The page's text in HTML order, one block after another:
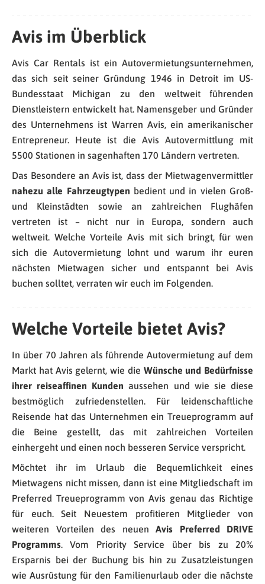
Avis im Überblick
Avis Car Rentals ist ein Autovermietungsunternehmen,
das sich seit seiner Gründung 1946 in Detroit im US-
Bundesstaat Michigan zu den weltweit führenden
Dienstleistern entwickelt hat. Namensgeber und Gründer
des Unternehmens ist Warren Avis, ein amerikanischer
Entrepreneur. Heute ist die Avis Autovermittlung mit
5500 Stationen in sagenhaften 170 Ländern vertreten.
Das Besondere an Avis ist, dass der Mietwagenvermittler
nahezu alle Fahrzeugtypen bedient und in vielen Groß-
und Kleinstädten sowie an zahlreichen Flughäfen
vertreten ist – nicht nur in Europa, sondern auch
weltweit. Welche Vorteile Avis mit sich bringt, für wen
sich die Autovermietung lohnt und warum ihr euren
nächsten Mietwagen sicher und entspannt bei Avis
buchen solltet, verraten wir euch im Folgenden.
Welche Vorteile bietet Avis?
In über 70 Jahren als führende Autovermietung auf dem
Markt hat Avis gelernt, wie die Wünsche und Bedürfnisse
ihrer reiseaffinen Kunden aussehen und wie sie diese
bestmöglich zufriedenstellen. Für leidenschaftliche
Reisende hat das Unternehmen ein Treueprogramm auf
die Beine gestellt, das mit zahlreichen Vorteilen
einhergeht und einen noch besseren Service verspricht.
Möchtet ihr im Urlaub die Bequemlichkeit eines
Mietwagens nicht missen, dann ist eine Mitgliedschaft im
Preferred Treueprogramm von Avis genau das Richtige
für euch. Seit Neuestem profitieren Mitglieder von
weiteren Vorteilen des neuen Avis Preferred DRIVE
Programms. Vom Priority Service über bis zu 20%
Ersparnis bei der Buchung bis hin zu Zusatzleistungen
wie Ausrüstung für den Familienurlaub oder die nächste